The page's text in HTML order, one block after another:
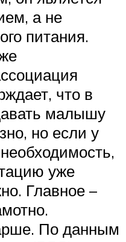
а не
питания.
что в
малышу
но если у
уже
Главное –
По данным